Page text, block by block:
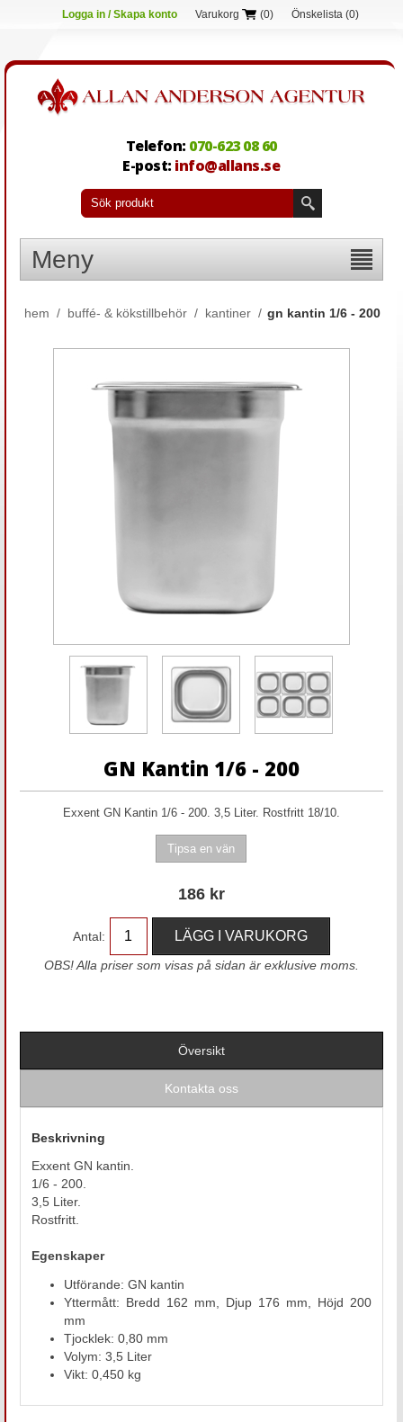
Logga in / Skapa konto Varukorg (0) Önskelista (0)
Telefon: 070-623 08 60
E-post: info@allans.se
Meny
hem / buffé- & kökstillbehör / kantiner / gn kantin 1/6 - 200
GN Kantin 1/6 - 200
Exxent GN Kantin 1/6 - 200. 3,5 Liter. Rostfritt 18/10.
186 kr
Antal:
OBS! Alla priser som visas på sidan är exklusive moms.
Översikt
Kontakta oss
Beskrivning
Exxent GN kantin.
1/6 - 200.
3,5 Liter.
Rostfritt.
Egenskaper
Utförande: GN kantin
Yttermått: Bredd 162 mm, Djup 176 mm, Höjd 200
mm
Tjocklek: 0,80 mm
Volym: 3,5 Liter
Vikt: 0,450 kg